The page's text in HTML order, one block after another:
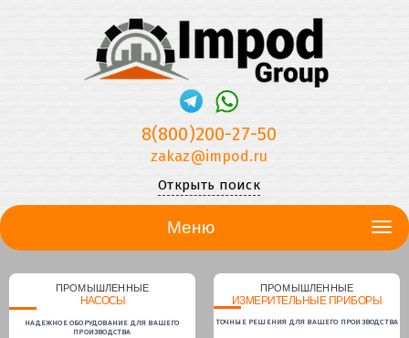
8(800)200-27-50
zakaz@impod.ru
Открыть поиск
Меню
ПРОМЫШЛЕННЫЕ
НАСОСЫ
НАДЕЖНОЕ ОБОРУДОВАНИЕ ДЛЯ ВАШЕГО
ПРОИЗВОДСТВА
ПРОМЫШЛЕННЫЕ
ИЗМЕРИТЕЛЬНЫЕ ПРИБОРЫ
ТОЧНЫЕ РЕШЕНИЯ ДЛЯ ВАШЕГО ПРОИЗВОДСТВА